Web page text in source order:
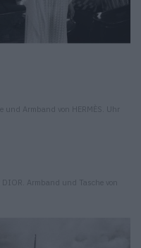
und Armband von HERMÈS. Uhr
Armband und Tasche von